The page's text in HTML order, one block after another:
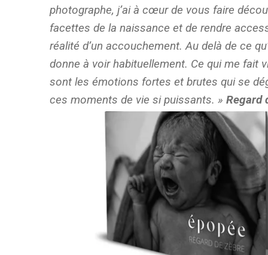
photographe, j’ai à cœur de vous faire
facettes de la naissance et de rendre
réalité d’un accouchement. Au delà de ce
donne à voir habituellement. Ce qui me fait
sont les émotions fortes et brutes qui se
ces moments de vie si puissants. »Regard